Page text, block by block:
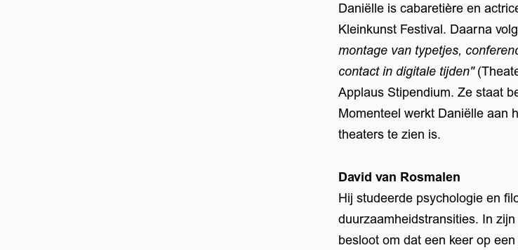
Daniëlle is cabaretière en
Kleinkunst Festival. Daarna
montage van typetjes,
contact in digitale tijden"
Applaus Stipendium. Ze staat
Momenteel werkt Daniëlle aan
theaters te zien is.
David van Rosmalen
Hij studeerde psychologie en
duurzaamheidstransities. In
besloot om dat een keer op